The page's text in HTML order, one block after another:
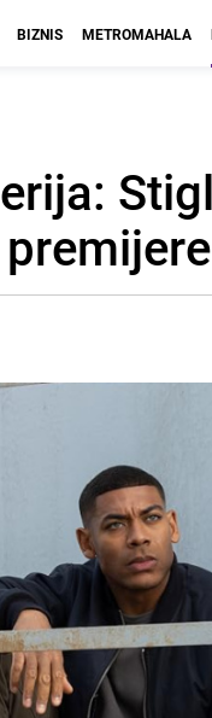
BIZNIS METROMAHALA